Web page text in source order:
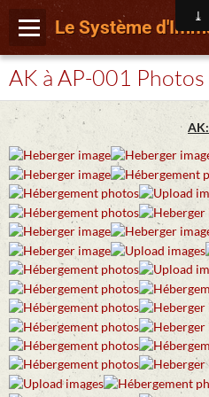
AK à AP-001 Photos
AK: